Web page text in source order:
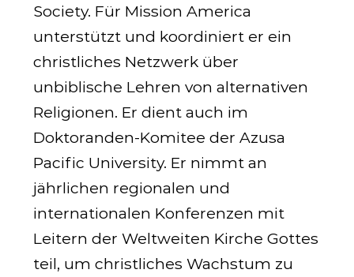
Society. Für Mission America
unterstützt und koordiniert er ein
christliches Netzwerk über
unbiblische Lehren von alternativen
Religionen. Er dient auch im
Doktoranden-Komitee der Azusa
Pacific University. Er nimmt an
jährlichen regionalen und
internationalen Konferenzen mit
Leitern der Weltweiten Kirche Gottes
teil, um christliches Wachstum zu